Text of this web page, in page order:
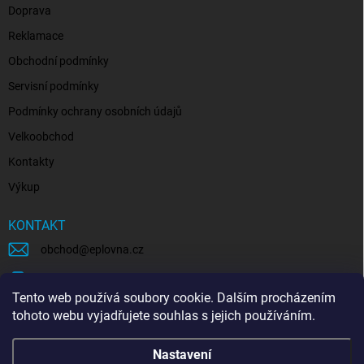
Tento web používá soubory cookie. Dalším procházením
tohoto webu vyjadřujete souhlas s jejich používáním.
Nastavení
Doprava
Reklamace
Obchodní podmínky
Servisní podmínky
Podmínky ochrany osobních údajů
Velkoobchod
Kontakty
Výkup
KONTAKT
obchod @eplovna.cz
eplovna.cz